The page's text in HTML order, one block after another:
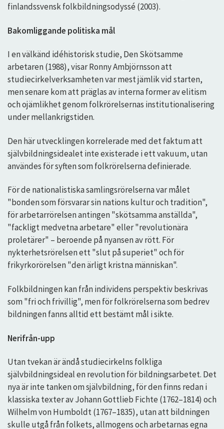
finlandssvensk folkbildningsodyssé (2003).
Bakomliggande politiska mål
I en välkänd idéhistorisk studie, Den Skötsamme
arbetaren (1988), visar Ronny Ambjörnsson att
studiecirkelverksamheten var mest jämlik vid starten,
men senare kom att präglas av interna former av elitism
och ojämlikhet genom folkrörelsernas institutionalisering
under mellankrigstiden.
Den här utvecklingen korrelerade med det faktum att
självbildningsidealet inte existerade i ett vakuum, utan
användes för syften som folkrörelserna definierade.
För de nationalistiska samlingsrörelserna var målet
"bonden som försvarar sin nations kultur och tradition",
för arbetarrörelsen antingen "skötsamma anställda",
"fackligt medvetna arbetare" eller "revolutionära
proletärer" – beroende på nyansen av rött. För
nykterhetsrörelsen ett "slut på superiet" och för
frikyrkorörelsen "den ärligt kristna människan".
Folkbildningen kan från individens perspektiv beskrivas
som "fri och frivillig", men för folkrörelserna som bedrev
bildningen fanns alltid ett bestämt mål i sikte.
Nerifrån-upp
Utan tvekan är ändå studiecirkelns folkliga
självbildningsideal en revolution för bildningsarbetet. Det
nya är inte tanken om självbildning, för den finns redan i
klassiska texter av Johann Gottlieb Fichte (1762–1814) och
Wilhelm von Humboldt (1767–1835), utan att bildningen
skulle utgå från folkets, allmogens och arbetarnas egna